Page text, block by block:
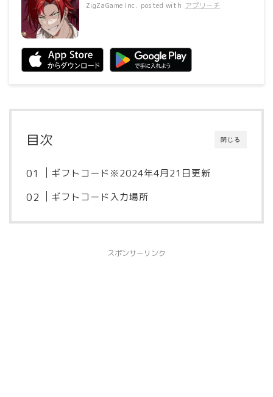
ZigZaGame Inc. posted with アプリーチ
閉じる
目次
ギフトコード※2024年4月21日更新
ギフトコード入力場所
スポンサーリンク